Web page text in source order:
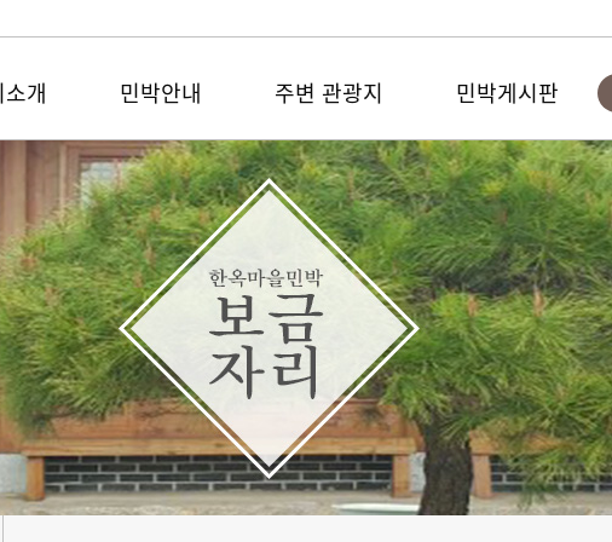
개 민박안내 주변 관광지 민박게시판